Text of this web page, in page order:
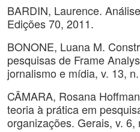
BARDIN, Laurence.
Edições 70, 2011.
BONONE, Luana M.
pesquisas de Frame
jornalismo e mídia, v. 13,
CÂMARA, Rosana
teoria à prática em
organizações. Gerais, v.